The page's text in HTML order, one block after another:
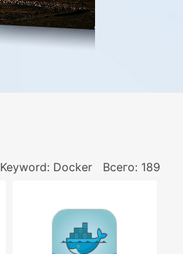
Keyword: Docker Всего: 189